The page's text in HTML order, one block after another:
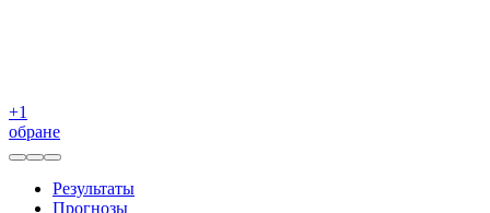
+1
обране
Результаты
Прогнозы